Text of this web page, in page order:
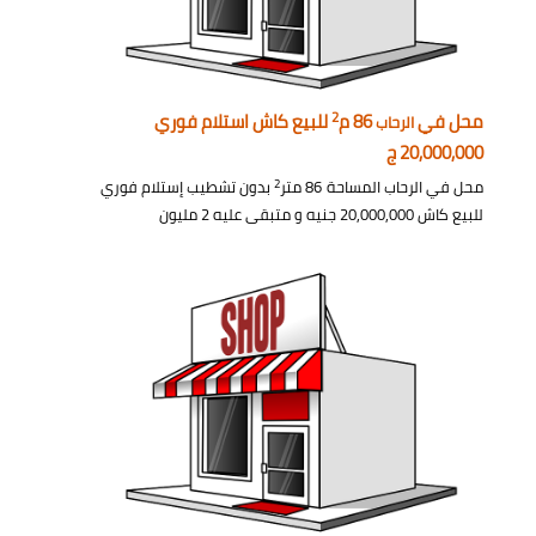
محل فيالرحاب86 م 2للبيع كاش استلام فوري
20,000,000 ج
محل في الرحاب المساحة 86 متر 2بدون تشطيب إستلام فوري
للبيع كاش 20,000,000 جنيه و متبقى عليه 2 مليون